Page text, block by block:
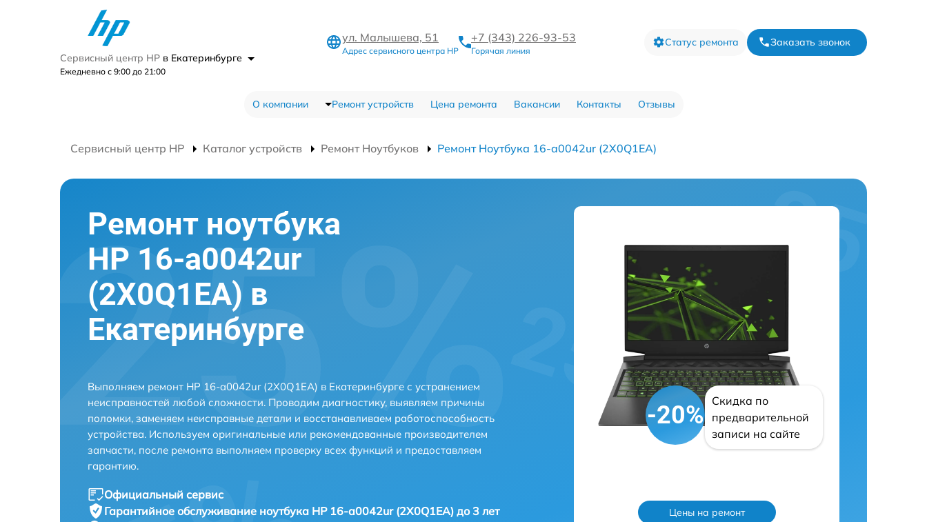
Сервисный центр HP в Екатеринбурге
Ежедневно с 9:00 до 21:00
ул. Малышева, 51
Адрес сервисного центра HP
+7 (343) 226-93-53
Горячая линия
Статус ремонта Заказать звонок
О компании Ремонт устройств Цена ремонта Вакансии Контакты Отзывы
Сервисный центр HP Каталог устройств Ремонт Ноутбуков Ремонт Ноутбука 16-a0042ur (2X0Q1EA)
Ремонт ноутбука
HP 16-a0042ur
(2X0Q1EA) в
Екатеринбурге
Выполняем ремонт HP 16-a0042ur (2X0Q1EA) в Екатеринбурге с устранением
неисправностей любой сложности. Проводим диагностику, выявляем причины
поломки, заменяем неисправные детали и восстанавливаем работоспособность
устройства. Используем оригинальные или рекомендованные производителем
запчасти, после ремонта выполняем проверку всех функций и предоставляем
гарантию.
Официальный сервис
Гарантийное обслуживание ноутбука HP 16-a0042ur (2X0Q1EA) до 3 лет
-20%
Скидка по
предварительной
записи на сайте
Цены на ремонт